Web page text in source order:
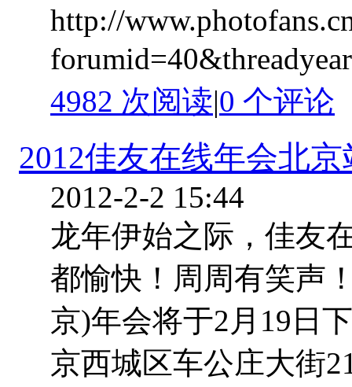
http://
4982 次阅读|0 个评论
2012佳友在线年会北
2012-2-2 15:44
龙年伊始之际，佳友
都愉快！周周有笑声
京)年会将于2月19日
京西城区车公庄大街